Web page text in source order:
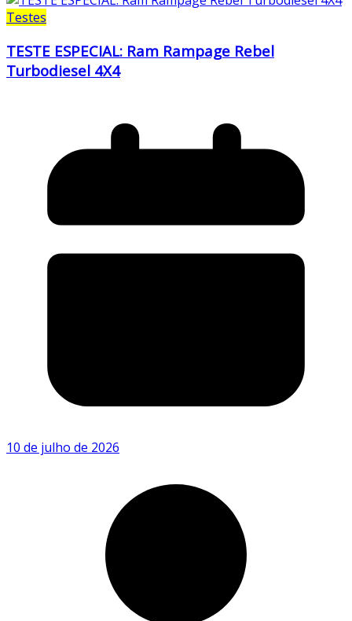
Testes
TESTE ESPECIAL: Ram Rampage Rebel
Turbodiesel 4X4
10 de julho de 2026